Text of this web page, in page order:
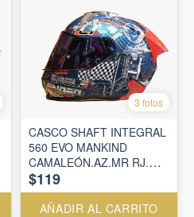
3 fotos
CASCO SHAFT INTEGRAL
560 EVO MANKIND
CAMALEÓN.AZ.MR RJ.
VISOR SM.CL.IR.AZ
$119
AÑADIR AL CARRITO